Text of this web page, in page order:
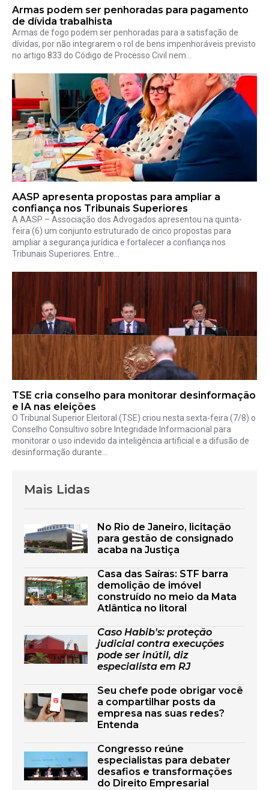
Armas podem ser penhoradas para pagamento
de dívida trabalhista
Armas de fogo podem ser penhoradas para a satisfação de
dívidas, por não integrarem o rol de bens impenhoráveis previsto
no artigo 833 do Código de Processo Civil nem...
AASP apresenta propostas para ampliar a
confiança nos Tribunais Superiores
A AASP – Associação dos Advogados apresentou na quinta-
feira (6) um conjunto estruturado de cinco propostas para
ampliar a segurança jurídica e fortalecer a confiança nos
Tribunais Superiores. Entre...
TSE cria conselho para monitorar desinformação
e IA nas eleições
O Tribunal Superior Eleitoral (TSE) criou nesta sexta-feira (7/8) o
Conselho Consultivo sobre Integridade Informacional para
monitorar o uso indevido da inteligência artificial e a difusão de
desinformação durante...
Mais Lidas
No Rio de Janeiro, licitação
para gestão de consignado
acaba na Justiça
Casa das Saíras: STF barra
demolição de imóvel
construído no meio da Mata
Atlântica no litoral
Caso Habib's: proteção
judicial contra execuções
pode ser inútil, diz
especialista em RJ
Seu chefe pode obrigar você
a compartilhar posts da
empresa nas suas redes?
Entenda
Congresso reúne
especialistas para debater
desafios e transformações
do Direito Empresarial